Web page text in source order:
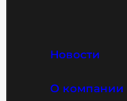
Новости
О компании